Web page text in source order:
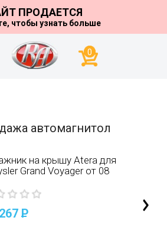
ПРОДАЕТСЯ
чтобы узнать больше
0
автомагнитол
на крышу Atera для
Grand Voyager от 08
P